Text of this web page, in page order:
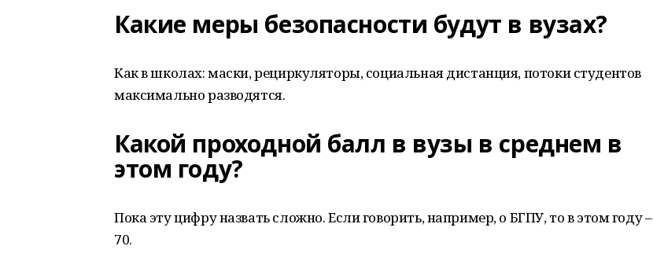
Какие меры безопасности будут в вузах?
Как в школах: маски, рециркуляторы, социальная дистанция, потоки студентов
максимально разводятся.
Какой проходной балл в вузы в среднем в
этом году?
Пока эту цифру назвать сложно. Если говорить, например, о БГПУ, то в этом году –
70.